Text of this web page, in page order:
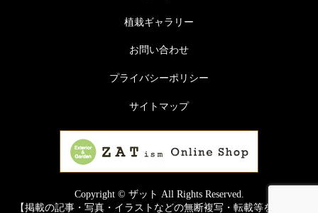
植栽ギャラリー
お問い合わせ
プライバシーポリシー
サイトマップ
Copyright © ザット All Rights Reserved.
【掲載の記事・写真・イラストなどの無断複写・転載等を禁じま